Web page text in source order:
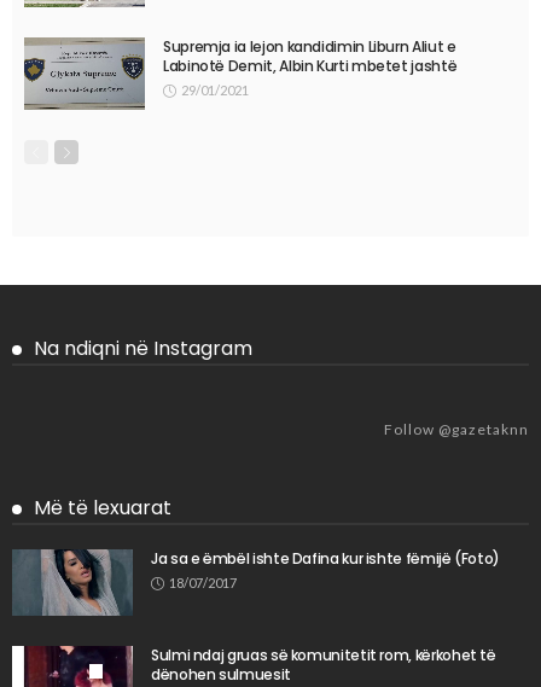
Supremja ia lejon kandidimin Liburn Aliut e
Labinotë Demit, Albin Kurti mbetet jashtë
29/01/2021
Na ndiqni në Instagram
Follow @gazetaknn
Më të lexuarat
Ja sa e ëmbël ishte Dafina kur ishte fëmijë (Foto)
18/07/2017
Sulmi ndaj gruas së komunitetit rom, kërkohet të
dënohen sulmuesit